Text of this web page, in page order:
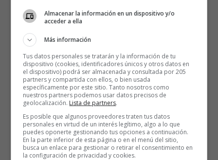
Almacenar la información en un dispositivo y/o
acceder a ella
Más información
Tus datos personales se tratarán y la información de tu
dispositivo (cookies, identificadores únicos y otros datos en
el dispositivo) podrá ser almacenada y consultada por 205
partners y compartida con ellos, o bien usada
específicamente por este sitio. Tanto nosotros como
nuestros partners podemos usar datos precisos de
geolocalización. Lista de partners.
Es posible que algunos proveedores traten tus datos
personales en virtud de un interés legítimo, algo a lo que
puedes oponerte gestionando tus opciones a continuación.
En la parte inferior de esta página o en el menú del sitio,
busca un enlace para gestionar o retirar el consentimiento en
la configuración de privacidad y cookies.